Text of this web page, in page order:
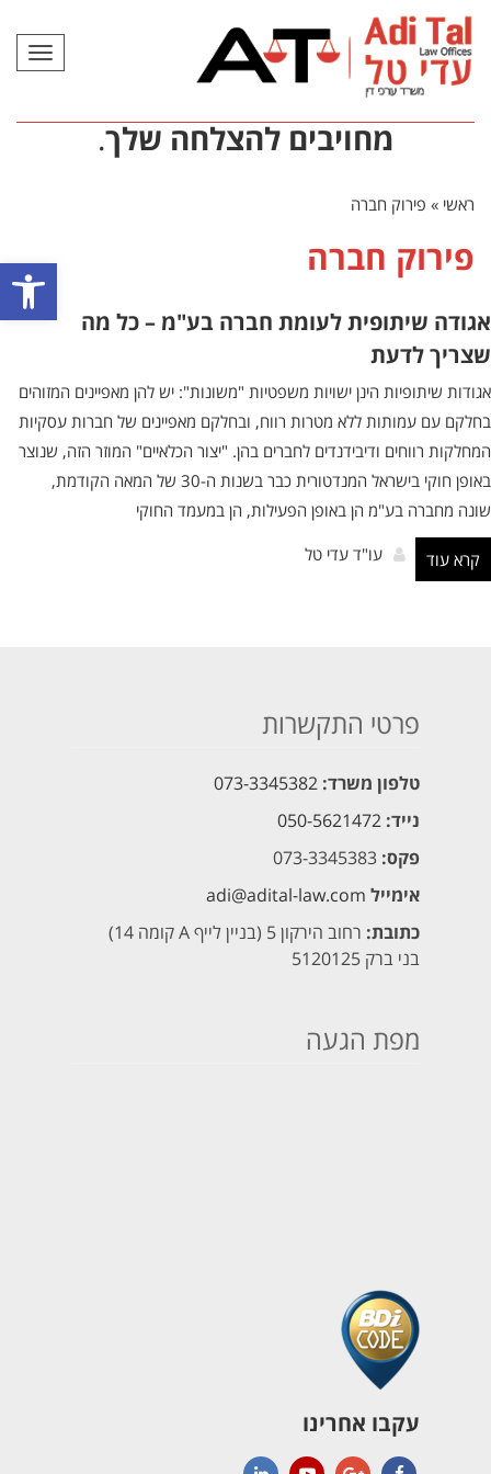
פתח
מחויבים להצלחה שלך.
ראשי » פירוק חברה
פירוק חברה
אגודה שיתופית לעומת חברה בע"מ – כל מה
שצריך לדעת
אגודות שיתופיות הינן ישויות משפטיות "משונות": יש להן מאפיינים המזוהים
בחלקם עם עמותות ללא מטרות רווח, ובחלקם מאפיינים של חברות עסקיות
המחלקות רווחים ודיבידנדים לחברים בהן. "יצור הכלאיים" המוזר הזה, שנוצר
באופן חוקי בישראל המנדטורית כבר בשנות ה-30 של המאה הקודמת,
שונה מחברה בע"מ הן באופן הפעילות, הן במעמד החוקי
עו"ד עדי טל
קרא עוד
פרטי התקשרות
טלפון משרד: 073-3345382
נייד: 050-5621472
פקס:
אימייל adi@adital-law.com
כתובת: רחוב הירקון 5 (בניין לייף A קומה 14)
בני ברק 5120125
מפת הגעה
עקבו אחרינו